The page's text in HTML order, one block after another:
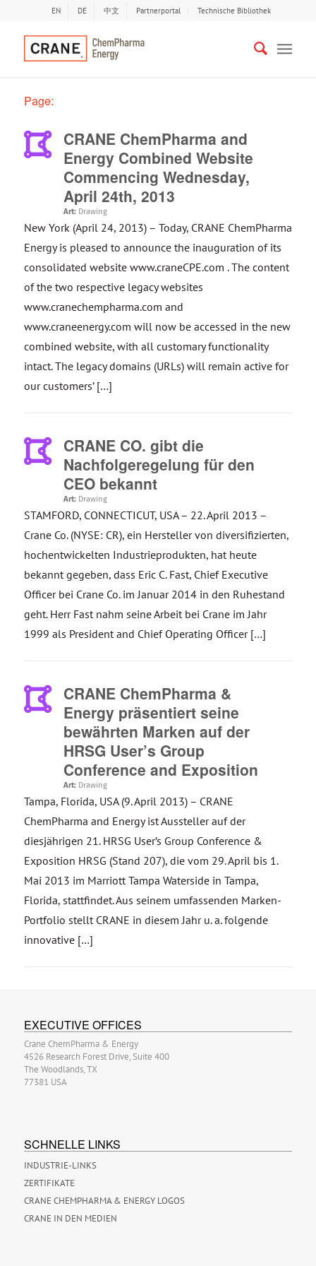
EN DE 中文 Partnerportal Technische Bibliothek
Page:
CRANE ChemPharma and
Energy Combined Website
Commencing Wednesday,
April 24th, 2013
Art: Drawing
New York (April 24, 2013) – Today, CRANE ChemPharma
Energy is pleased to announce the inauguration of its
consolidated website www.craneCPE.com . The content
of the two respective legacy websites
www.cranechempharma.com and
www.craneenergy.com will now be accessed in the new
combined website, with all customary functionality
intact. The legacy domains (URLs) will remain active for
our customers’ […]
CRANE CO. gibt die
Nachfolgeregelung für den
CEO bekannt
Art: Drawing
STAMFORD, CONNECTICUT, USA – 22. April 2013 –
Crane Co. (NYSE: CR), ein Hersteller von diversifizierten,
hochentwickelten Industrieprodukten, hat heute
bekannt gegeben, dass Eric C. Fast, Chief Executive
Officer bei Crane Co. im Januar 2014 in den Ruhestand
geht. Herr Fast nahm seine Arbeit bei Crane im Jahr
1999 als President and Chief Operating Officer […]
CRANE ChemPharma &
Energy präsentiert seine
bewährten Marken auf der
HRSG User’s Group
Conference and Exposition
Art: Drawing
Tampa, Florida, USA (9. April 2013) – CRANE
ChemPharma and Energy ist Aussteller auf der
diesjährigen 21. HRSG User’s Group Conference &
Exposition HRSG (Stand 207), die vom 29. April bis 1.
Mai 2013 im Marriott Tampa Waterside in Tampa,
Florida, stattfindet. Aus seinem umfassenden Marken-
Portfolio stellt CRANE in diesem Jahr u. a. folgende
innovative […]
EXECUTIVE OFFICES
Crane ChemPharma & Energy
4526 Research Forest Drive, Suite 400
The Woodlands, TX
77381 USA
SCHNELLE LINKS
INDUSTRIE-LINKS
ZERTIFIKATE
CRANE CHEMPHARMA & ENERGY LOGOS
CRANE IN DEN MEDIEN